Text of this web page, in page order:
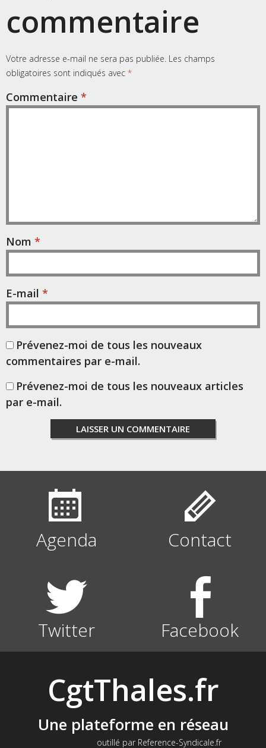
commentaire
Votre adresse e-mail ne sera pas publiée. Les champs
obligatoires sont indiqués avec *
Commentaire *
Nom *
E-mail *
Prévenez-moi de tous les nouveaux
commentaires par e-mail.
Prévenez-moi de tous les nouveaux articles
par e-mail.
Agenda Contact
Twitter Facebook
CgtThales.fr
Une plateforme en réseau
outillé par Reference-Syndicale.fr